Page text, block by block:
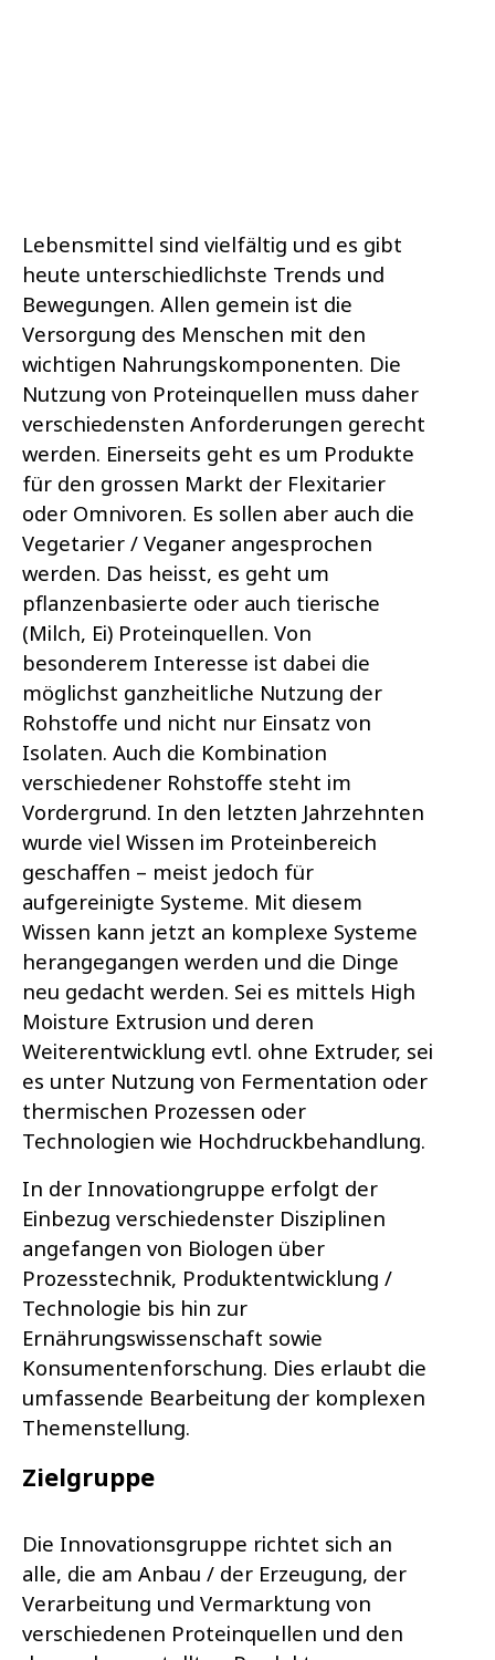
Lebensmittel sind vielfältig und es gibt
heute unterschiedlichste Trends und
Bewegungen. Allen gemein ist die
Versorgung des Menschen mit den
wichtigen Nahrungskomponenten. Die
Nutzung von Proteinquellen muss daher
verschiedensten Anforderungen gerecht
werden. Einerseits geht es um Produkte
für den grossen Markt der Flexitarier
oder Omnivoren. Es sollen aber auch die
Vegetarier / Veganer angesprochen
werden. Das heisst, es geht um
pflanzenbasierte oder auch tierische
(Milch, Ei) Proteinquellen. Von
besonderem Interesse ist dabei die
möglichst ganzheitliche Nutzung der
Rohstoffe und nicht nur Einsatz von
Isolaten. Auch die Kombination
verschiedener Rohstoffe steht im
Vordergrund. In den letzten Jahrzehnten
wurde viel Wissen im Proteinbereich
geschaffen – meist jedoch für
aufgereinigte Systeme. Mit diesem
Wissen kann jetzt an komplexe Systeme
herangegangen werden und die Dinge
neu gedacht werden. Sei es mittels High
Moisture Extrusion und deren
Weiterentwicklung evtl. ohne Extruder, sei
es unter Nutzung von Fermentation oder
thermischen Prozessen oder
Technologien wie Hochdruckbehandlung.
In der Innovationgruppe erfolgt der
Einbezug verschiedenster Disziplinen
angefangen von Biologen über
Prozesstechnik, Produktentwicklung /
Technologie bis hin zur
Ernährungswissenschaft sowie
Konsumentenforschung. Dies erlaubt die
umfassende Bearbeitung der komplexen
Themenstellung.
Zielgruppe
Die Innovationsgruppe richtet sich an
alle, die am Anbau / der Erzeugung, der
Verarbeitung und Vermarktung von
verschiedenen Proteinquellen und den